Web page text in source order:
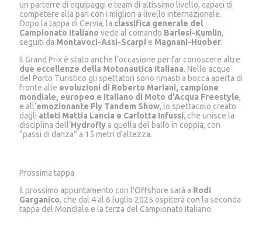
un parterre di equipaggi e team di altissimo livello, capaci di
competere alla pari con i migliori a livello internazionale.
Dopo la tappa di Cervia, la classifica generale del
Campionato Italiano vede al comando Barlesi-Kumlin,
seguiti da Montavoci-Assi-Scarpi e Magnani-Huober.
Il Grand Prix è stato anche l’occasione per far conoscere altre
due eccellenze della Motonautica italiana. Nelle acque
del Porto Turistico gli spettatori sono rimasti a bocca aperta di
fronte alle evoluzioni di Roberto Mariani, campione
mondiale, europeo e italiano di Moto d’Acqua Freestyle,
e all’emozionante Fly Tandem Show, lo spettacolo creato
dagli atleti Mattia Lancia e Carlotta Infussi, che unisce la
disciplina dell’Hydrofly a quella del ballo in coppia, con
“passi di danza” a 15 metri d’altezza.
Prossima tappa
Il prossimo appuntamento con l’Offshore sarà a Rodi
Garganico, che dal 4 al 6 luglio 2025 ospiterà con la seconda
tappa del Mondiale e la terza del Campionato Italiano.